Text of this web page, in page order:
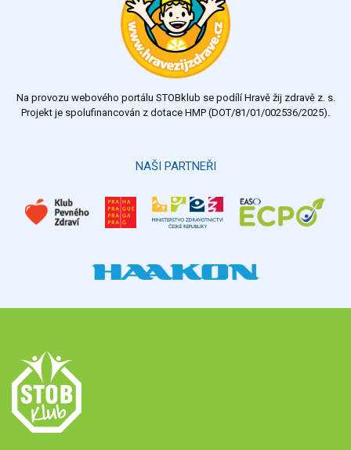
Na provozu webového portálu STOBklub se podílí Hravě žij zdravě z. s.
Projekt je spolufinancován z dotace HMP (DOT/81/01/002536/2025).
NAŠI PARTNEŘI